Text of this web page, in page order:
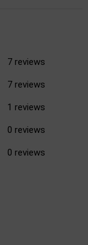
7 reviews
7 reviews
1 reviews
0 reviews
0 reviews